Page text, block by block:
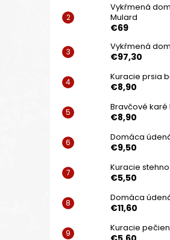
Vykŕmená
Mulard
€69
Vykŕmená
€97,30
Kuracie prsia
€8,90
Bravčové karé
€8,90
Domáca
€9,50
Kuracie
€5,50
Domáca
€11,60
Kuracie